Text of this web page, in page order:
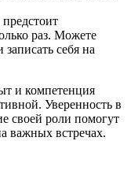
раз. Можете
себя на
и компетенция
Уверенность в
своей роли помогут
важных встречах.